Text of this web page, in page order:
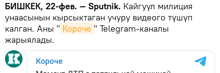
БИШКЕК, 22-фев. — Sputnik. Кайгуул милиция
унаасынын кырсыктаган учуру видеого түшүп
калган. Аны " Короче " Telegram-каналы
жарыялады.